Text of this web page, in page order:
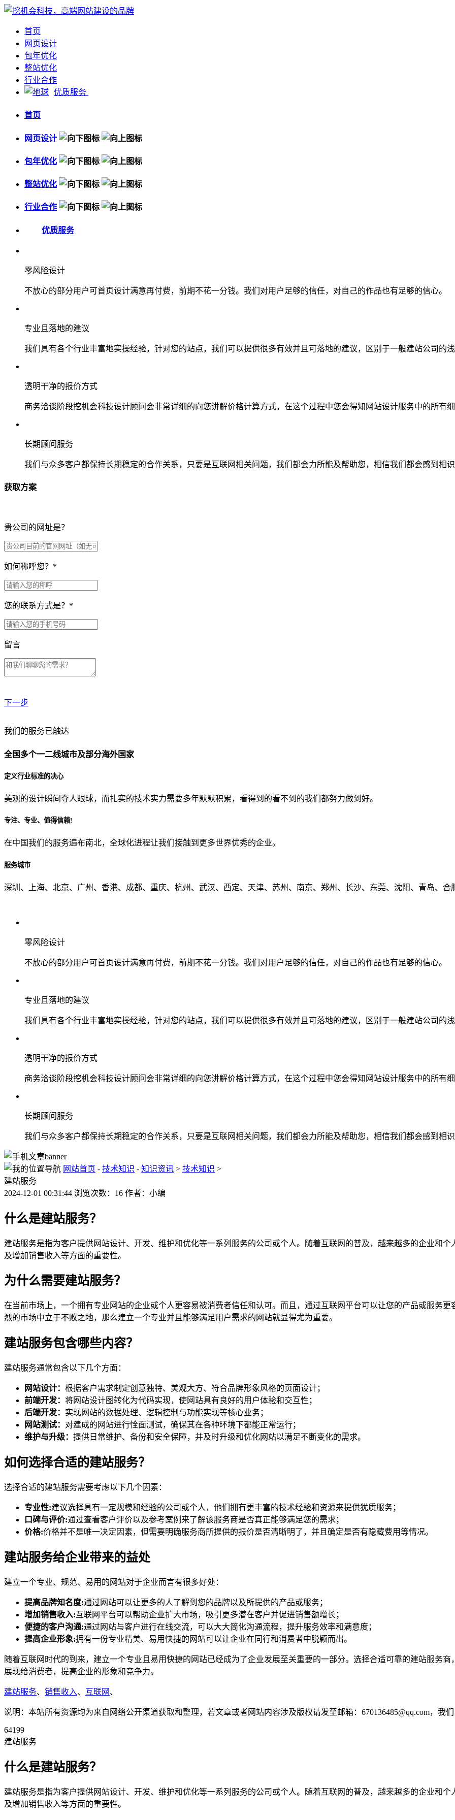
首页
网页设计
包年优化
整站优化
行业合作
优质服务
首页
网页设计
包年优化
整站优化
行业合作
优质服务
零风险设计
不放心的部分用户可首页设计满意再付费，前期不花一分钱。我们对用户足够的信任，对自己的作品也有足够的信心。
专业且落地的建议
我们具有各个行业丰富地实操经验，针对您的站点，我们可以提供很多有效并且可落地的建议，区别于一般建站公司的
透明干净的报价方式
商务洽谈阶段挖机会科技设计顾问会非常详细的向您讲解价格计算方式，在这个过程中您会得知网站设计服务中的所有
长期顾问服务
我们与众多客户都保持长期稳定的合作关系，只要是互联网相关问题，我们都会力所能及帮助您，相信我们都会感到相
获取方案
贵公司的网址是？
如何称呼您？ *
您的联系方式是？ *
留言
下一步
贵公司预算范围是？
贵公司的团队规模是？
从哪里了解到我们？
我们的服务已触达
全国多个一二线城市及部分海外国家
定义行业标准的决心
美观的设计瞬间夺人眼球，而扎实的技术实力需要多年默默积累，看得到的看不到的我们都努力做到好。
专注、专业、值得信赖!
在中国我们的服务遍布南北，全球化进程让我们接触到更多世界优秀的企业。
服务城市
深圳、上海、北京、广州、香港、成都、重庆、杭州、武汉、西定、天津、苏州、南京、郑州、长沙、东莞、沈阳、青岛、合
零风险设计
不放心的部分用户可首页设计满意再付费，前期不花一分钱。我们对用户足够的信任，对自己的作品也有足够的信心。
专业且落地的建议
我们具有各个行业丰富地实操经验，针对您的站点，我们可以提供很多有效并且可落地的建议，区别于一般建站公司的
透明干净的报价方式
商务洽谈阶段挖机会科技设计顾问会非常详细的向您讲解价格计算方式，在这个过程中您会得知网站设计服务中的所有
长期顾问服务
我们与众多客户都保持长期稳定的合作关系，只要是互联网相关问题，我们都会力所能及帮助您，相信我们都会感到相
网站首页 - 技术知识 - 知识资讯 > 技术知识 >
建站服务
2024-12-01 00:31:44 浏览次数：16 作者：小编
什么是建站服务？
建站服务是指为客户提供网站设计、开发、维护和优化等一系列服务的公司或个人。随着互联网的普及，越来越多的企业和
及增加销售收入等方面的重要性。
为什么需要建站服务？
在当前市场上，一个拥有专业网站的企业或个人更容易被消费者信任和认可。而且，通过互联网平台可以让您的产品或服务
烈的市场中立于不败之地，那么建立一个专业并且能够满足用户需求的网站就显得尤为重要。
建站服务包含哪些内容？
建站服务通常包含以下几个方面：
网站设计： 根据客户需求制定创意独特、美观大方、符合品牌形象风格的页面设计；
前端开发： 将网站设计图转化为代码实现，使网站具有良好的用户体验和交互性；
后端开发： 实现网站的数据处理、逻辑控制与功能实现等核心业务；
网站测试： 对建成的网站进行恮面测试，确保其在各种环境下都能正常运行；
维护与升级： 提供日常维护、备份和安全保障，并及时升级和优化网站以满足不断变化的需求。
如何选择合适的建站服务？
选择合适的建站服务需要考虑以下几个因素：
专业性:建议选择具有一定规模和经验的公司或个人，他们拥有更丰富的技术经验和资源来提供犹质服务；
口碑与评价:通过查看客户评价以及参考案例来了解该服务商是否真正能够满足您的需求；
价格:价格并不是唯一决定因素，但需要明确服务商所提供的报价是否清晰明了，并且确定是否有隐藏费用等情况。
建站服务给企业带来的益处
建立一个专业、规范、易用的网站对于企业而言有很多好处：
提高品牌知名度:通过网站可以让更多的人了解到您的品牌以及所提供的产品或服务；
增加销售收入:互联网平台可以帮助企业扩大市场，吸引更多潜在客户并促进销售额增长；
便捷的客户沟通:通过网站与客户进行在线交流，可以大大简化沟通流程，提升服务效率和满意度；
提高企业形象:拥有一份专业精美、易用快捷的网站可以让企业在同行和消费者中脱颖而出。
随着互联网时代的到来，建立一个专业且易用快捷的网站已经成为了企业发展至关重要的一部分。选择合适可靠的建站服务
展现给消费者，提高企业的形象和竞争力。
建站服务、 销售收入、 互联网 、
说明：本站所有资源均为来自网络公开渠道获取和整理，若文章或者网站内容涉及版权请发至邮箱：670136485@qq.com，我
64199
建站服务
什么是建站服务？
建站服务是指为客户提供网站设计、开发、维护和优化等一系列服务的公司或个人。随着互联网的普及，越来越多的企业和
及增加销售收入等方面的重要性。